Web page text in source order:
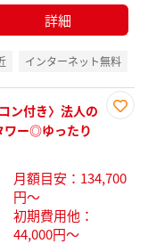
詳細
インターネット無料
録
ン付き〉法人の
ワー◎ゆったり
月額目安：134,700
円～
初期費用他：
44,000円～